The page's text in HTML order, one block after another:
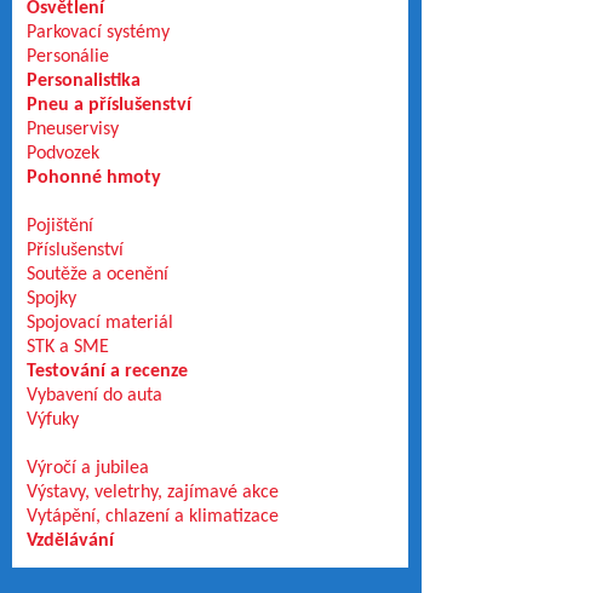
Osvětlení
Parkovací systémy
Personálie
Personalistika
Pneu a příslušenství
Pneuservisy
Podvozek
Pohonné hmoty
Pojištění
Příslušenství
Soutěže a ocenění
Spojky
Spojovací materiál
STK a SME
Testování a recenze
Vybavení do auta
Výfuky
Výročí a jubilea
Výstavy, veletrhy, zajímavé akce
Vytápění, chlazení a klimatizace
Vzdělávání